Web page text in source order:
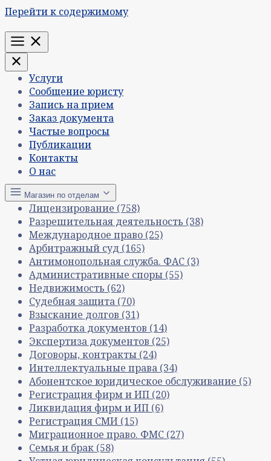
Перейти к содержимому
Меню
Услуги
Сообщение юристу
Запись на прием
Заказ документа
Частые вопросы
Публикации
Контакты
О нас
Магазин по отделам
Лицензирование (758)
Разрешительная деятельность (38)
Международное право (25)
Арбитражный суд (165)
Антимонопольная служба. ФАС (3)
Административные споры (55)
Недвижимость (62)
Судебная защита (70)
Взыскание долгов (31)
Разработка документов (14)
Экспертиза документов (25)
Договоры, контракты (24)
Интеллектуальные права (34)
Абонентское юридическое обслуживание (5)
Регистрация фирм и ИП (20)
Ликвидация фирм и ИП (6)
Регистрация СМИ (15)
Миграционное право. ФМС (27)
Семья и брак (58)